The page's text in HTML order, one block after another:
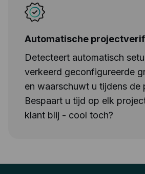
Automatische
Detecteert automatisch
verkeerd geconfigureerde
en waarschuwt u tijdens de
Bespaart u tijd op elk
klant blij - cool toch?